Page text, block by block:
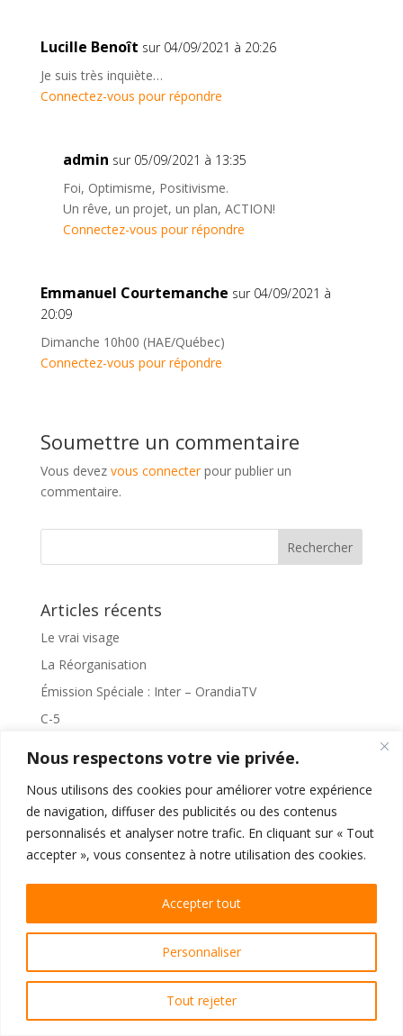
Nous respectons votre vie privée.
Nous utilisons des cookies pour améliorer votre expérience
de navigation, diffuser des publicités ou des contenus
personnalisés et analyser notre trafic. En cliquant sur « Tout
accepter », vous consentez à notre utilisation des cookies.
Personnaliser
Tout rejeter
Accepter tout
Lucille Benoît sur 04/09/2021 à 20:26
Je suis très inquiète…
Connectez-vous pour répondre
admin sur 05/09/2021 à 13:35
Foi, Optimisme, Positivisme.
Un rêve, un projet, un plan, ACTION!
Connectez-vous pour répondre
Emmanuel Courtemanche sur 04/09/2021 à
20:09
Dimanche 10h00 (HAE/Québec)
Connectez-vous pour répondre
Soumettre un commentaire
Vous devez vous connecterpour publier un
commentaire.
Articles récents
Le vrai visage
La Réorganisation
Émission Spéciale : Inter – OrandiaTV
C-5
Catégories
Articles
Notes aux membres
Émissions
FinTech
Hors Série